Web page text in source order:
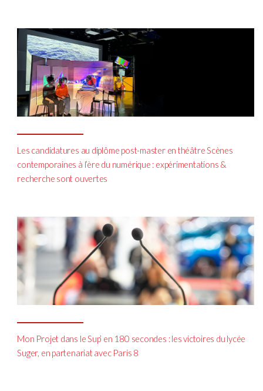
Les candidatures au diplôme post-master en théâtre Scènes
contemporaines à l’ère du numérique : expérimentations &
recherche sont ouvertes
Mon Projet dans le Sup’ en 180 secondes : les victoires du lycée
Suger, en partenariat avec Paris 8